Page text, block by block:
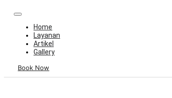
Home
Layanan
Artikel
Gallery
Book Now